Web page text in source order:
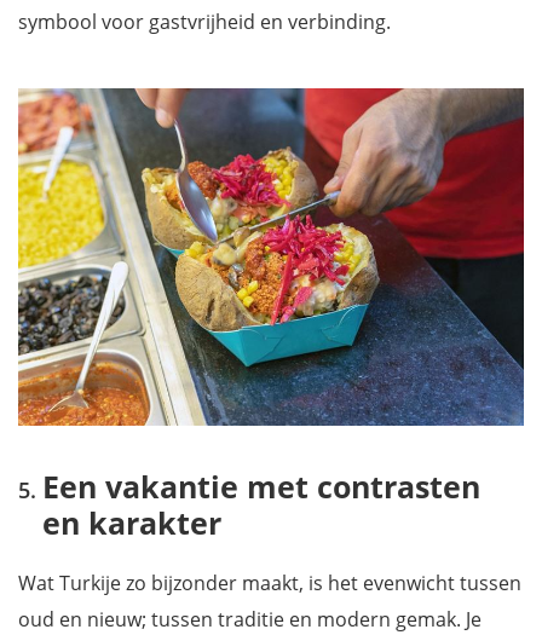
symbool voor gastvrijheid en verbinding.
Een vakantie met contrasten
en karakter
Wat Turkije zo bijzonder maakt, is het evenwicht tussen
oud en nieuw; tussen traditie en modern gemak. Je